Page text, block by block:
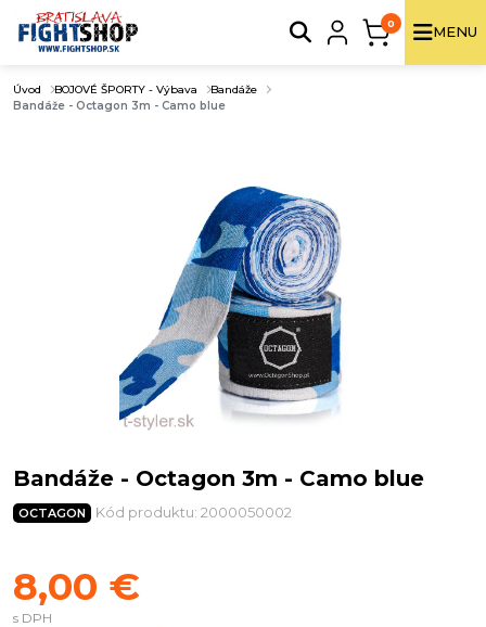
0
MENU
Úvod BOJOVÉ ŠPORTY - Výbava
Bandáže
Bandáže - Octagon 3m - Camo blue
Bandáže - Octagon 3m - Camo blue
OCTAGON Kód produktu: 2000050002
8,00 €
s DPH